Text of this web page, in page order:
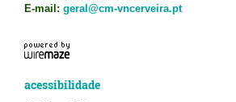
E-mail: geral@cm-vncerveira.pt
acessibilidade